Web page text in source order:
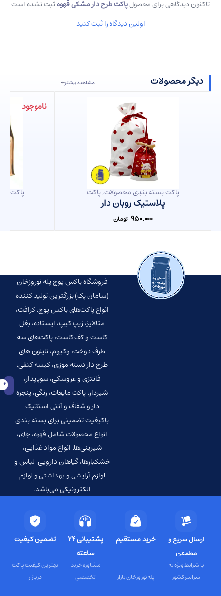
تاکنون دیدگاهی برای محصولپاکت طرح دار مشکی قهوهثبت نشده است
اولین دیدگاه را ثبت کنید
دیگر محصولات مشاهده بیشتر
پاکت بسته بندی محصولات,پاکت
فانتزی
پلاستیک روبان دار
۹۵۰.۰۰۰ تومان
ناموجود
پاکت
فروشگاه باکس پوچ پله نوروزخان
(سامان پک) بزرگترین تولید کننده
انواع پاکت‌‌های باکس پوچ، کرافت،
متالایز، زیپ کیپ، ایستاده، بغل
کاست و کف کاست، پاکت‌های سه
طرف دوخت، وکیوم، نایلون های
طرح دار دسته موزی، کیسه کنفی،
فانتزی و عروسکی، سوپاپدار،
شیردار، پاکت مایعات، رنگی، پنجره
دار و شفاف و آنتی استاتیک
باکیفیت تضمینی برای بسته بندی
انواع محصولات شامل قهوه، چای،
شیرینی‌ها، انواع مواد غذایی،
خشکبارها، گیاهان دارویی، لباس و
لوازم آرایشی و بهداشتی و لوازم
الکترونیکی می‌باشد.
ارسال سریع و
مطمعن
با شرایط ویژه به
سراسر کشور
خرید مستقیم
پله نوروزخان بازار
پشتیبانی 24
ساعته
مشاوره خرید
تخصصی
تضمین کیفیت
بهترین کیفیت پاکت
در بازار